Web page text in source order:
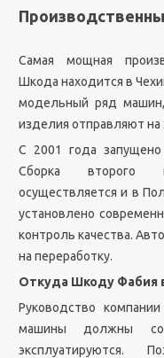
Самая мощная
Шкода находится в
модельный ряд машин,
изделия отправляют на
С 2001 года
Сборка второго
осуществляется и в
установлено
контроль качества.
на переработку.
Откуда Шкоду Фабия
Руководство
машины должны